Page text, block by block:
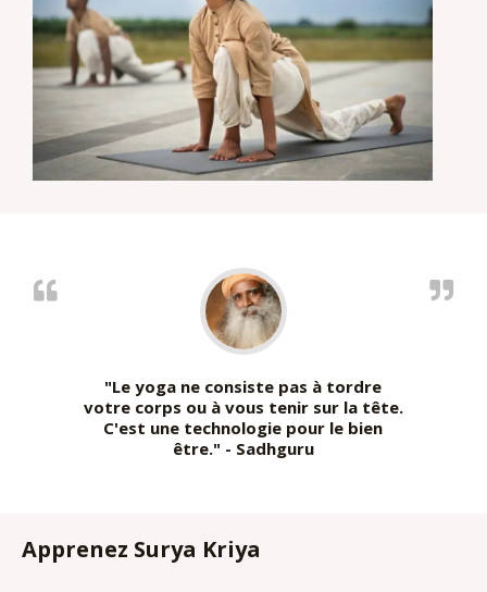
"Le yoga ne consiste pas à tordre
votre corps ou à vous tenir sur la tête.
C'est une technologie pour le bien
être." - Sadhguru
Apprenez Surya Kriya